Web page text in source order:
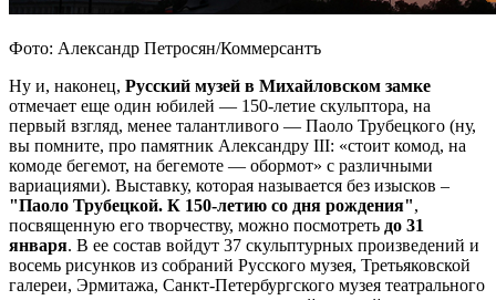
Фото: Александр Петросян/Коммерсантъ
Ну и, наконец, Русский музей в Михайловском замке
отмечает еще один юбилей — 150-летие скульптора, на
первый взгляд, менее талантливого — Паоло Трубецкого (ну,
вы помните, про памятник Александру III: «стоит комод, на
комоде бегемот, на бегемоте — обормот» с различными
вариациями). Выставку, которая называется без изысков –
"Паоло Трубецкой. К 150-летию со дня рождения",
посвященную его творчеству, можно посмотреть до 31
января. В ее состав войдут 37 скульптурных произведений и
восемь рисунков из собраний Русского музея, Третьяковской
галереи, Эрмитажа, Санкт-Петербургского музея театрального